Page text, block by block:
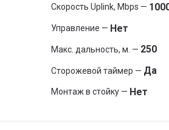
Скорость Uplink, Mbps —
Управление — Нет
Макс. дальность, м. — 250
Сторожевой таймер — Да
Монтаж в стойку — Нет